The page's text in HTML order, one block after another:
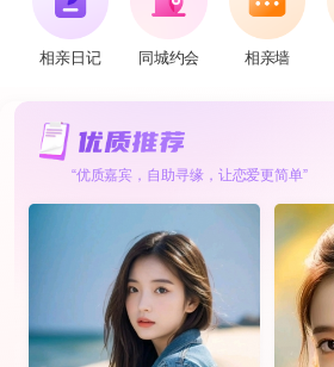
相亲日记 同城约会 相亲墙
“优质嘉宾，自助寻缘，让恋爱更简单”